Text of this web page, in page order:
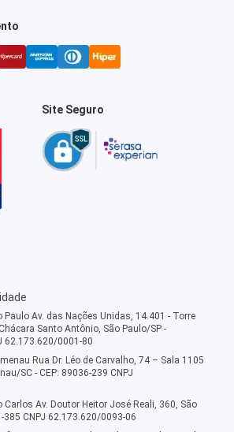
Site Seguro
Paulo Av. das Nações Unidas, 14.401 - Torre
Santo Antônio, São Paulo/SP -
62.173.620/0001-80
Rua Dr. Léo de Carvalho, 74 – Sala 1105
SC - CEP: 89036-239 CNPJ
Carlos Av. Doutor Heitor José Reali, 360, São
385 CNPJ 62.173.620/0093-06